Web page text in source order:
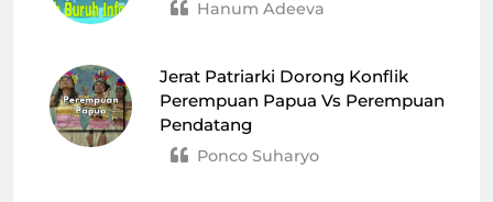
Hanum Adeeva
Jerat Patriarki Dorong Konflik
Perempuan Papua Vs Perempuan
Pendatang
Ponco Suharyo